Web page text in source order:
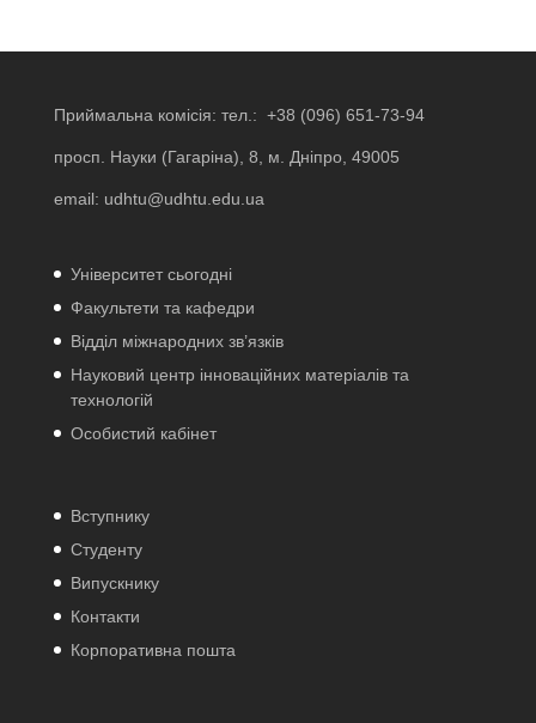
Приймальна комісія: тел.: +38 (096) 651-73-94
просп. Науки (Гагаріна), 8, м. Дніпро, 49005
email: udhtu@udhtu.edu.ua
Університет сьогодні
Факультети та кафедри
Відділ міжнародних зв’язків
Науковий центр інноваційних матеріалів та
технологій
Особистий кабінет
Вступнику
Студенту
Випускнику
Контакти
Корпоративна пошта